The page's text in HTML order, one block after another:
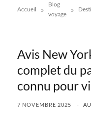
Accueil »
Blog
voyage
»
Avis New
complet du
connu pour
7 NOVEMBRE 2025